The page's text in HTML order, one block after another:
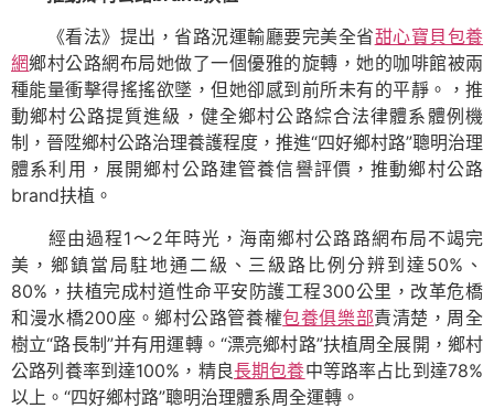
《看法》提出，省路況運輸廳要完美全省甜心寶貝包養
網鄉村公路網布局她做了一個優雅的旋轉，她的咖啡館被兩
種能量衝擊得搖搖欲墜，但她卻感到前所未有的平靜。，推
動鄉村公路提質進級，健全鄉村公路綜合法律體系體例機
制，晉陞鄉村公路治理養護程度，推進“四好鄉村路”聰明治理
體系利用，展開鄉村公路建管養信譽評價，推動鄉村公路
brand扶植。
經由過程1～2年時光，海南鄉村公路路網布局不竭完
美，鄉鎮當局駐地通二級、三級路比例分辨到達50%、
80%，扶植完成村道性命平安防護工程300公里，改革危橋
和漫水橋200座。鄉村公路管養權包養俱樂部責清楚，周全
樹立“路長制”并有用運轉。“漂亮鄉村路”扶植周全展開，鄉村
公路列養率到達100%，精良長期包養中等路率占比到達78%
以上。“四好鄉村路”聰明治理體系周全運轉。